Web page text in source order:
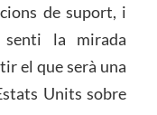
de suport, i
senti la mirada
el que serà una
Units sobre